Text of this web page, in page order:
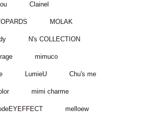
Clainel
MOLAK
N's COLLECTION
mimuco
LumieU Chu's me
mimi charme
melloew